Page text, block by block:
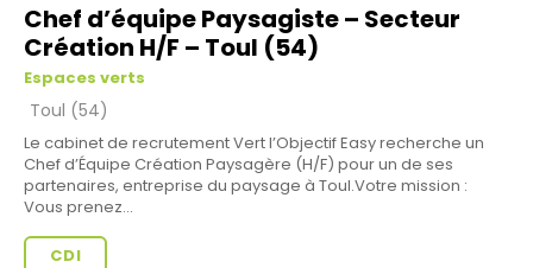
Chef d’équipe Paysagiste – Secteur
Création H/F – Toul (54)
Espaces verts
Toul (54)
Le cabinet de recrutement Vert l’Objectif Easy recherche un
Chef d’Équipe Création Paysagère (H/F) pour un de ses
partenaires, entreprise du paysage à Toul.Votre mission :
Vous prenez...
CDI